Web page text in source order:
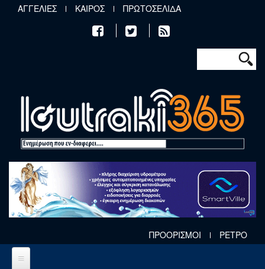
Παράκαμψη προς το κυρίως περιεχόμενο
ΑΓΓΕΛΙΕΣ ΚΑΙΡΟΣ ΠΡΩΤΟΣΕΛΙΔΑ
Φόρμα
Αναζήτηση
ΠΡΟΟΡΙΣΜΟΙ ΡΕΤΡΟ